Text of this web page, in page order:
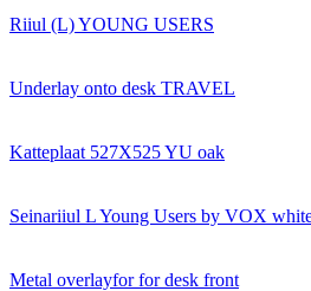
Riiul (L) YOUNG USERS
Underlay onto desk TRAVEL
Katteplaat 527X525 YU oak
Seinariiul L Young Users by VOX
Metal overlayfor for desk front